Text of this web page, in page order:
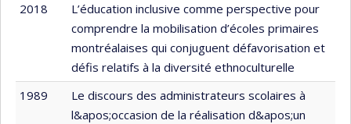
2018
L’éducation inclusive comme perspective pour
comprendre la mobilisation d’écoles primaires
montréalaises qui conjuguent défavorisation et
défis relatifs à la diversité ethnoculturelle
1989
Le discours des administrateurs scolaires à
l&apos;occasion de la réalisation d&apos;un